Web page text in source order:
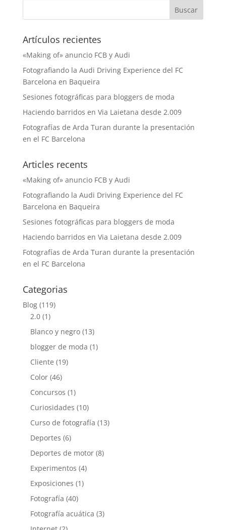
Artículos recientes
«Making of» anuncio FCB y Audi
Fotografiando la Audi Driving Experience del FC
Barcelona en Baqueira
Sesiones fotográficas para bloggers de moda
Haciendo barridos en Via Laietana desde 2.009
Fotografías de Arda Turan durante la presentación
en el FC Barcelona
Articles recents
«Making of» anuncio FCB y Audi
Fotografiando la Audi Driving Experience del FC
Barcelona en Baqueira
Sesiones fotográficas para bloggers de moda
Haciendo barridos en Via Laietana desde 2.009
Fotografías de Arda Turan durante la presentación
en el FC Barcelona
Categorias
Blog(119)
2.0(1)
Blanco y negro(13)
blogger de moda (1)
Cliente (19)
Color(46)
Concursos (1)
Curiosidades (10)
Curso de fotografía (13)
Deportes (6)
Deportes de motor(8)
Experimentos (4)
Exposiciones (1)
Fotografía (40)
Fotografía acuática (3)